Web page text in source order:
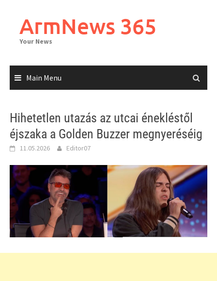
contentArmNews 365
Your News
Main Menu
Hihetetlen utazás az utcai énekléstől
éjszaka a Golden Buzzer megnyeréséig
11.05.2026 Editor07